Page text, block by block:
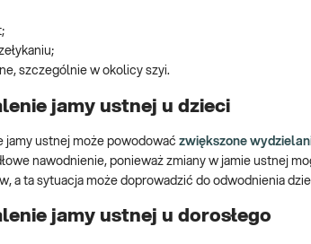
szczególnie w okolicy szyi.
jamy ustnej u dzieci
jamy ustnej może powodować zwiększone
nawodnienie, ponieważ zmiany w jamie ustnej
a ta sytuacja może doprowadzić do odwodnienia
jamy ustnej u dorosłego